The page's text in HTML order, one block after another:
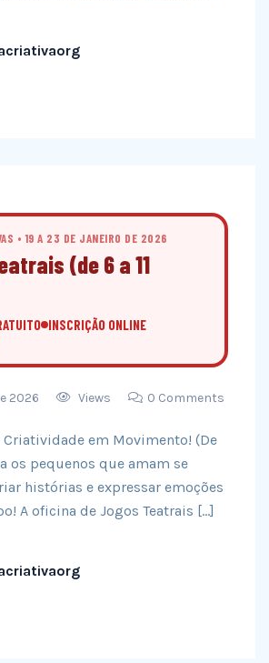
• 19 A 23 DE JANEIRO DE 2026
(de 6 a 11
INSCRIÇÃO ONLINE
2026 Views 0 Comments
Criatividade em Movimento! (De
os pequenos que amam se
histórias e expressar emoções
A oficina de Jogos Teatrais […]